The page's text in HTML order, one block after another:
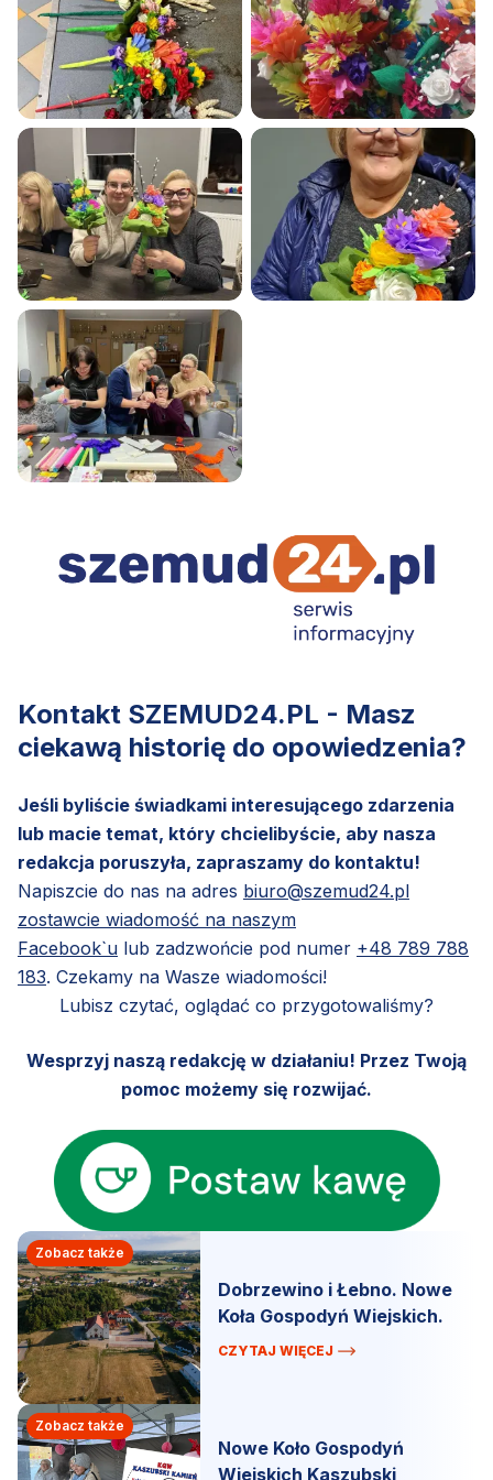
Kontakt SZEMUD24.PL - Masz
ciekawą historię do opowiedzenia?
Jeśli byliście świadkami interesującego zdarzenia
lub macie temat, który chcielibyście, aby nasza
redakcja poruszyła, zapraszamy do kontaktu!
Napiszcie do nas na adres biuro@szemud24.pl
zostawcie wiadomość na naszym
Facebook`u lub zadzwońcie pod numer +48 789 788
183. Czekamy na Wasze wiadomości!
Lubisz czytać, oglądać co przygotowaliśmy?
Wesprzyj naszą redakcję w działaniu! Przez Twoją
pomoc możemy się rozwijać.
Zobacz także
Dobrzewino i Łebno. Nowe
Koła Gospodyń Wiejskich.
CZYTAJ WIĘCEJ
Zobacz także
Nowe Koło Gospodyń
Wiejskich Kaszubski